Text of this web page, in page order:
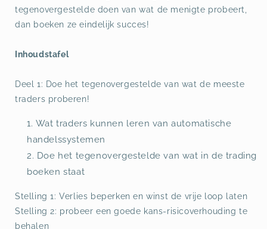
tegenovergestelde doen van wat de menigte probeert,
dan boeken ze eindelijk succes!
Inhoudstafel
Deel 1: Doe het tegenovergestelde van wat de meeste
traders proberen!
Wat traders kunnen leren van automatische
handelssystemen
Doe het tegenovergestelde van wat in de trading
boeken staat
Stelling 1: Verlies beperken en winst de vrije loop laten
Stelling 2: probeer een goede kans-risicoverhouding te
behalen